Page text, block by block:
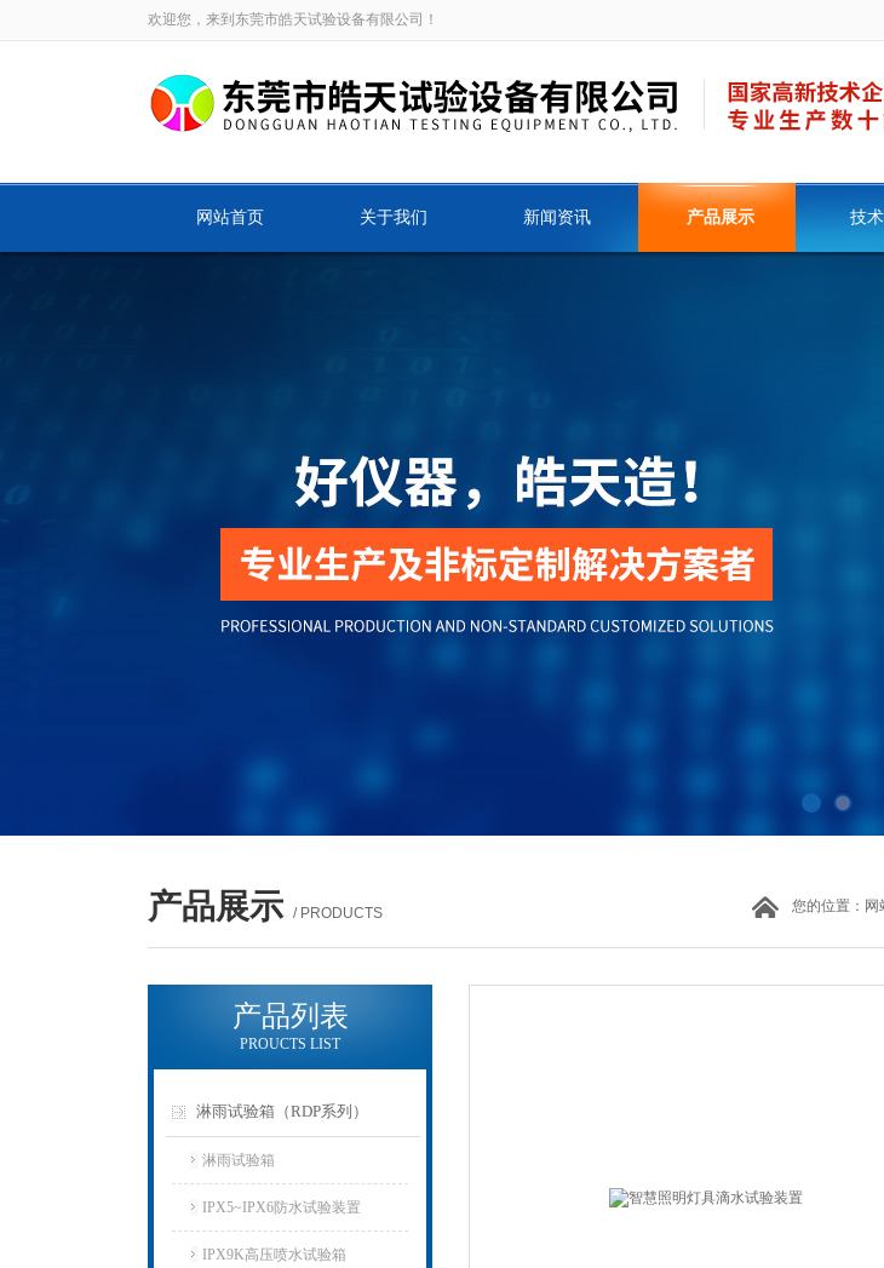
欢迎您，来到东莞市皓天试验设备有限公司！
网站首页 关于我们 新闻资讯 产品展示 技
产品展示 / PRODUCTS 您的位置： 网
产品列表
PROUCTS LIST
淋雨试验箱（RDP系列）
淋雨试验箱
IPX5~IPX6防水试验装置
IPX9K高压喷水试验箱